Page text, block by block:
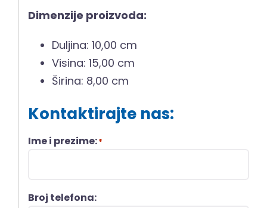
Dimenzije proizvoda:
Duljina: 10,00 cm
Visina: 15,00 cm
Širina: 8,00 cm
Kontaktirajte nas:
Ime i prezime:*
Broj telefona: